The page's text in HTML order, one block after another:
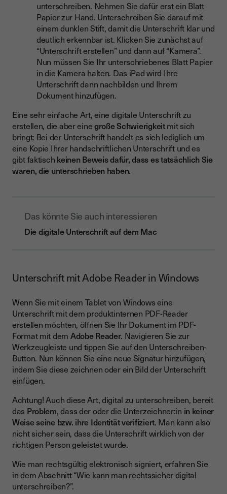
unterschreiben. Nehmen Sie dafür erst ein Blatt
Papier zur Hand. Unterschreiben Sie darauf mit
einem dunklen Stift, damit die Unterschrift klar und
deutlich erkennbar ist. Klicken Sie zunächst auf
“Unterschrift erstellen” und dann auf “Kamera”.
Nun müssen Sie Ihr unterschriebenes Blatt Papier
in die Kamera halten. Das iPad wird Ihre
Unterschrift dann nachbilden und Ihrem
Dokument hinzufügen.
Eine sehr einfache Art, eine digitale Unterschrift zu
erstellen, die aber einegroße Schwierigkeitmit sich
bringt: Bei der Unterschrift handelt es sich lediglich um
eine Kopie Ihrer handschriftlichen Unterschrift und es
gibt faktisch keinen Beweisdafür,dass es tatsächlich Sie
waren, die unterschrieben haben.
Das könnte Sie auch interessieren
Die digitale Unterschrift auf dem Mac
Unterschrift mit Adobe Reader in Windows
Wenn Sie mit einem Tablet von Windows eine
Unterschrift mit dem produktinternen PDF-Reader
erstellen möchten, öffnen Sie Ihr Dokument im PDF-
Format mit dem Adobe Reader. Navigieren Sie zur
Werkzeugleiste und tippen Sie auf den Unterschreiben-
Button. Nun können Sie eine neue Signatur hinzufügen,
indem Sie diese zeichnen oder ein Bild der Unterschrift
einfügen.
Achtung! Auch diese Art, digital zu unterschreiben, bereit
das Problem, dass der oder die Unterzeichner:in in keiner
Weise seine bzw. ihre Identität verifiziert. Man kann also
nicht sicher sein, dass die Unterschrift wirklich von der
richtigen Person geleistet wurde.
Wie man rechtsgültig elektronisch signiert, erfahren Sie
in dem Abschnitt “Wie kann man rechtssicher digital
unterschreiben?”.